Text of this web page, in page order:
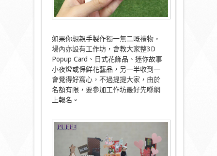
如果你想親手製作獨一無二嘅禮物，
場內亦設有工作坊，會教大家整3D
Popup Card、日式花飾品、迷你故事
小夜燈或保鮮花藝品，另一半收到一
會覺得好窩心，不過提提大家，由於
名額有限，要參加工作坊最好先喺網
上報名。